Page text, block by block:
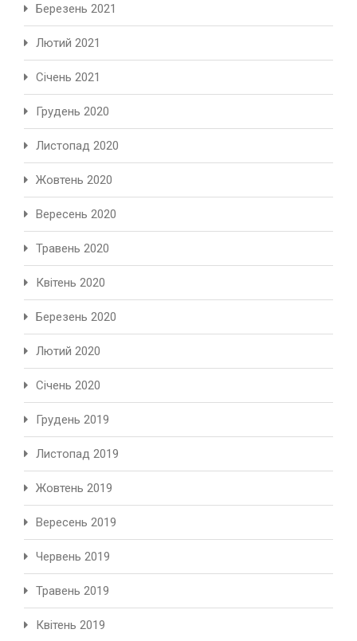
Березень 2021
Лютий 2021
Січень 2021
Грудень 2020
Листопад 2020
Жовтень 2020
Вересень 2020
Травень 2020
Квітень 2020
Березень 2020
Лютий 2020
Січень 2020
Грудень 2019
Листопад 2019
Жовтень 2019
Вересень 2019
Червень 2019
Травень 2019
Квітень 2019